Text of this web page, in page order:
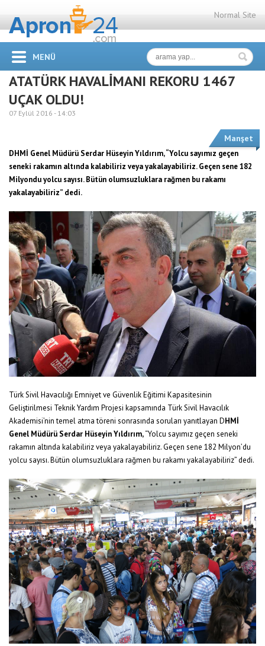
Normal Site
MENÜ
ATATÜRK HAVALİMANI REKORU 1467
UÇAK OLDU!
07 Eylül 2016 - 14:03
Manşet
DHMİ Genel Müdürü Serdar Hüseyin Yıldırım, “Yolcu sayımız geçen
seneki rakamın altında kalabiliriz veya yakalayabiliriz. Geçen sene 182
Milyondu yolcu sayısı. Bütün olumsuzluklara rağmen bu rakamı
yakalayabiliriz” dedi.
Türk Sivil Havacılığı Emniyet ve Güvenlik Eğitimi Kapasitesinin
Geliştirilmesi Teknik Yardım Projesi kapsamında Türk Sivil Havacılık
Akademisi’nin temel atma töreni sonrasında soruları yanıtlayan DHMİ
Genel Müdürü Serdar Hüseyin Yıldırım,“Yolcu sayımız geçen seneki
rakamın altında kalabiliriz veya yakalayabiliriz. Geçen sene 182 Milyon’du
yolcu sayısı. Bütün olumsuzluklara rağmen bu rakamı yakalayabiliriz” dedi.